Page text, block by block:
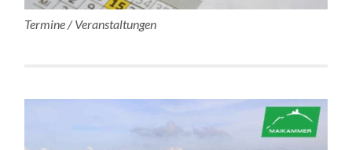
Termine / Veranstaltungen